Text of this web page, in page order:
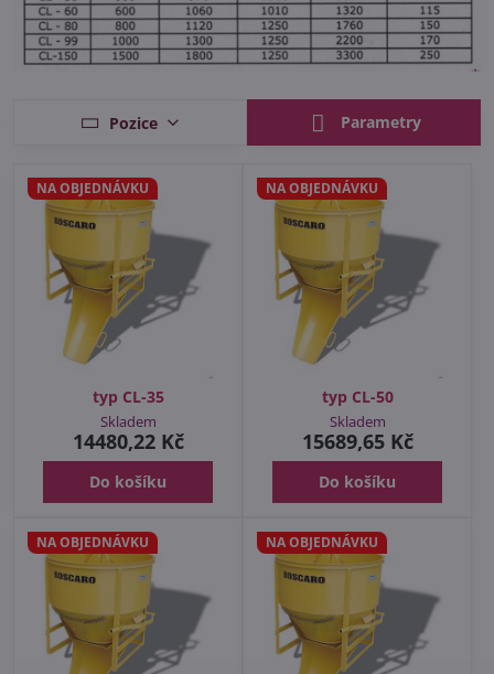
Pozice Parametry
NA OBJEDNÁVKU
typ CL-35
Skladem
14480,22 Kč
Do košíku
NA OBJEDNÁVKU
typ CL-50
Skladem
15689,65 Kč
Do košíku
NA OBJEDNÁVKU NA OBJEDNÁVKU